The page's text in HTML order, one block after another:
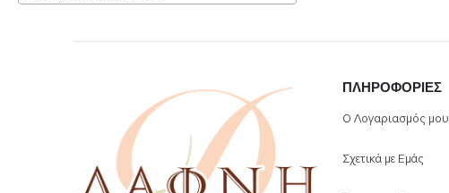
ΠΛΗΡΟΦΟΡΊΕΣ
Ο Λογαριασμός μου
Σχετικά με Εμάς